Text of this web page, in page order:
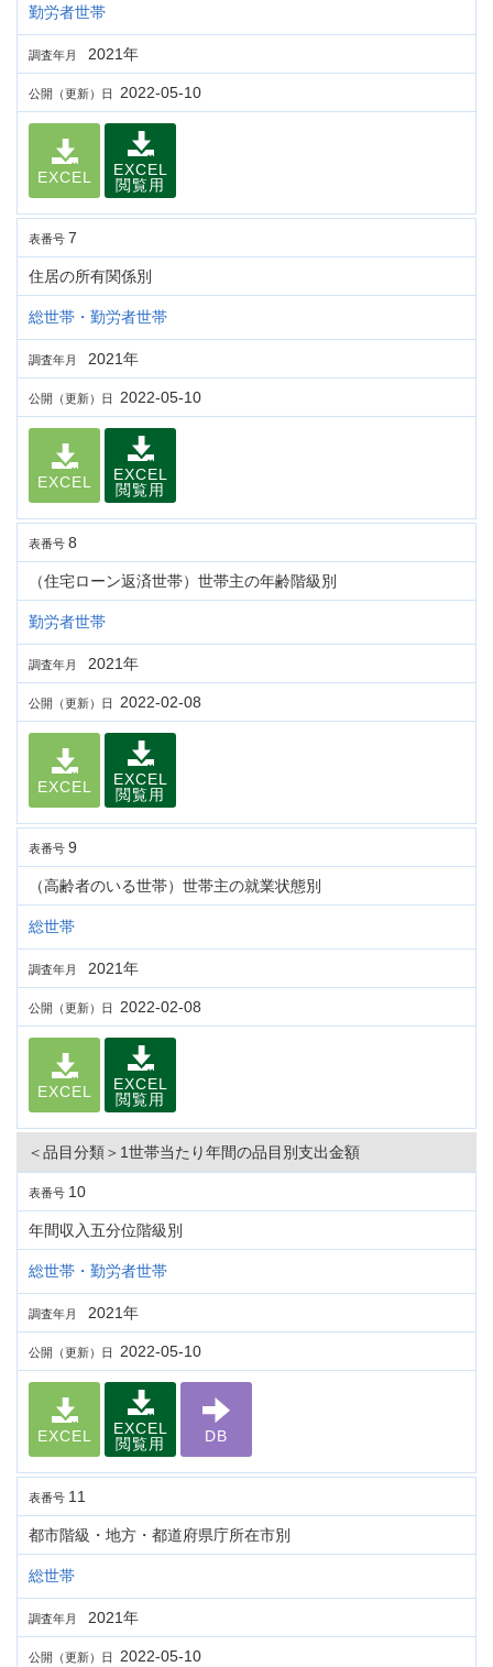
勤労者世帯
調査年月 2021年
公開（更新）日 2022-05-10
EXCEL
EXCEL
閲覧用
表番号 7
住居の所有関係別
総世帯・勤労者世帯
調査年月 2021年
公開（更新）日 2022-05-10
EXCEL
EXCEL
閲覧用
表番号 8
（住宅ローン返済世帯）世帯主の年齢階級別
勤労者世帯
調査年月 2021年
公開（更新）日 2022-02-08
EXCEL
EXCEL
閲覧用
表番号 9
（高齢者のいる世帯）世帯主の就業状態別
総世帯
調査年月 2021年
公開（更新）日 2022-02-08
EXCEL
EXCEL
閲覧用
＜品目分類＞1世帯当たり年間の品目別支出金額
表番号 10
年間収入五分位階級別
総世帯・勤労者世帯
調査年月 2021年
公開（更新）日 2022-05-10
EXCEL
EXCEL
閲覧用
DB
表番号 11
都市階級・地方・都道府県庁所在市別
総世帯
調査年月 2021年
公開（更新）日 2022-05-10